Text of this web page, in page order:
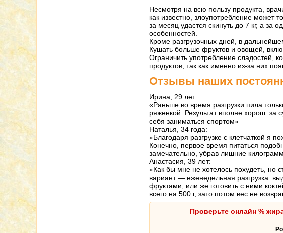
Несмотря на всю пользу продукта,
как известно, злоупотребление может
за месяц удастся скинуть до 7 кг, а за
особенностей.
Кроме разгрузочных дней, в
Кушать больше фруктов и овощей,
Ограничить употребление сладостей,
продуктов, так как именно из-за них
Отзывы наших
Ирина, 29 лет:
«Раньше во время разгрузки пила
ряженкой. Результат вполне хорош: за
себя заниматься спортом»
Наталья, 34 года:
«Благодаря разгрузке с клетчаткой я
Конечно, первое время питаться
замечательно, убрав лишние
Анастасия, 39 лет:
«Как бы мне не хотелось похудеть, но
вариант — еженедельная разгрузка:
фруктами, или же готовить с ними
всего на 500 г, зато потом вес не
Проверьте онлайн %